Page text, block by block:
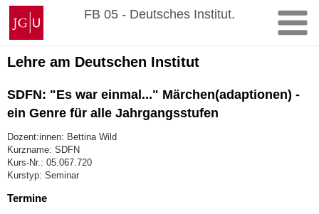
Zum
Inhalt
springen
Johannes
Gutenberg-
Universität
Mainz
FB 05 - Deutsches Institut.
Lehre am Deutschen Institut
SDFN: "Es war einmal..." Märchen(adaptionen) -
ein Genre für alle Jahrgangsstufen
Dozent:innen: Bettina Wild
Kurzname: SDFN
Kurs-Nr.: 05.067.720
Kurstyp: Seminar
Termine